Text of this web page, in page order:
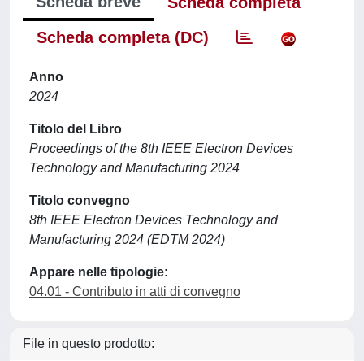
Scheda completa (DC)
Anno
2024
Titolo del Libro
Proceedings of the 8th IEEE Electron Devices
Technology and Manufacturing 2024
Titolo convegno
8th IEEE Electron Devices Technology and
Manufacturing 2024 (EDTM 2024)
Appare nelle tipologie:
04.01 - Contributo in atti di convegno
File in questo prodotto: